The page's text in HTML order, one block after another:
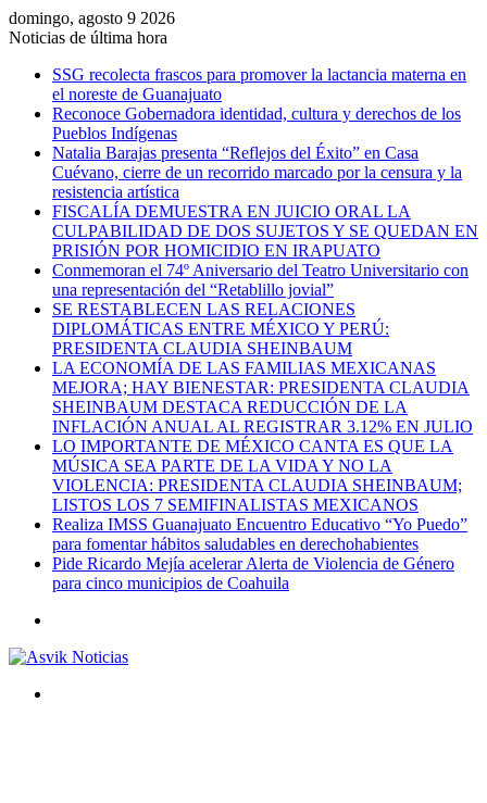
domingo, agosto 9 2026
Noticias de última hora
SSG recolecta frascos para promover la lactancia materna en
el noreste de Guanajuato
Reconoce Gobernadora identidad, cultura y derechos de los
Pueblos Indígenas
Natalia Barajas presenta “Reflejos del Éxito” en Casa
Cuévano, cierre de un recorrido marcado por la censura y la
resistencia artística
FISCALÍA DEMUESTRA EN JUICIO ORAL LA
CULPABILIDAD DE DOS SUJETOS Y SE QUEDAN EN
PRISIÓN POR HOMICIDIO EN IRAPUATO
Conmemoran el 74º Aniversario del Teatro Universitario con
una representación del “Retablillo jovial”
SE RESTABLECEN LAS RELACIONES
DIPLOMÁTICAS ENTRE MÉXICO Y PERÚ:
PRESIDENTA CLAUDIA SHEINBAUM
LA ECONOMÍA DE LAS FAMILIAS MEXICANAS
MEJORA; HAY BIENESTAR: PRESIDENTA CLAUDIA
SHEINBAUM DESTACA REDUCCIÓN DE LA
INFLACIÓN ANUAL AL REGISTRAR 3.12% EN JULIO
LO IMPORTANTE DE MÉXICO CANTA ES QUE LA
MÚSICA SEA PARTE DE LA VIDA Y NO LA
VIOLENCIA: PRESIDENTA CLAUDIA SHEINBAUM;
LISTOS LOS 7 SEMIFINALISTAS MEXICANOS
Realiza IMSS Guanajuato Encuentro Educativo “Yo Puedo”
para fomentar hábitos saludables en derechohabientes
Pide Ricardo Mejía acelerar Alerta de Violencia de Género
para cinco municipios de Coahuila